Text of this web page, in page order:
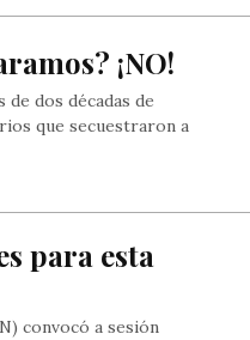
¡NO!
de dos décadas de
que secuestraron a
para esta
convocó a sesión